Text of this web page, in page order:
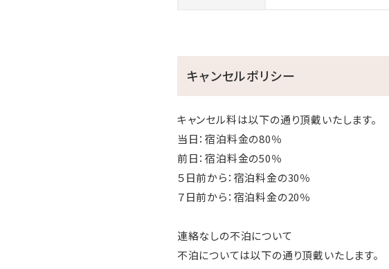
〇カラオケルーム 〈最大定員10名〉（
広々個室で、大人数で盛り上がってもOK！
＼当館の魅力はこちらから／
※YouTubeでの動画閲覧となります
キャンセルポリシー
キャンセル料は以下の通り頂戴いたします。
当日：宿泊料金の80％
前日：宿泊料金の50％
５日前から：宿泊料金の30％
７日前から：宿泊料金の20％
連絡なしの不泊について
不泊については以下の通り頂戴いたします。